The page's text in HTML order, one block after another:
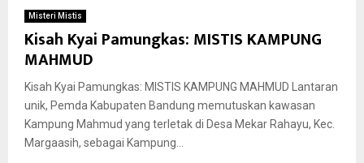
Misteri Mistis
Kisah Kyai Pamungkas: MISTIS KAMPUNG
MAHMUD
Kisah Kyai Pamungkas: MISTIS KAMPUNG MAHMUD Lantaran
unik, Pemda Kabupaten Bandung memutuskan kawasan
Kampung Mahmud yang terletak di Desa Mekar Rahayu, Kec.
Margaasih, sebagai Kampung...